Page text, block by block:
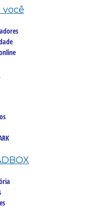
você